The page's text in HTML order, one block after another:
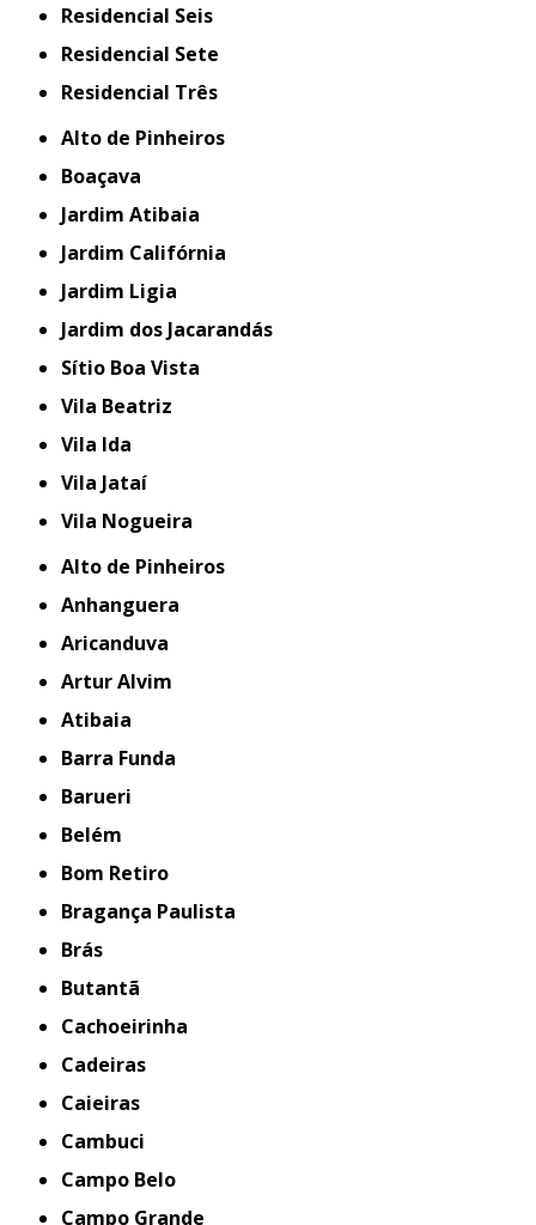
Residencial Seis
Residencial Sete
Residencial Três
Alto de Pinheiros
Boaçava
Jardim Atibaia
Jardim Califórnia
Jardim Ligia
Jardim dos Jacarandás
Sítio Boa Vista
Vila Beatriz
Vila Ida
Vila Jataí
Vila Nogueira
Alto de Pinheiros
Anhanguera
Aricanduva
Artur Alvim
Atibaia
Barra Funda
Barueri
Belém
Bom Retiro
Bragança Paulista
Brás
Butantã
Cachoeirinha
Cadeiras
Caieiras
Cambuci
Campo Belo
Campo Grande